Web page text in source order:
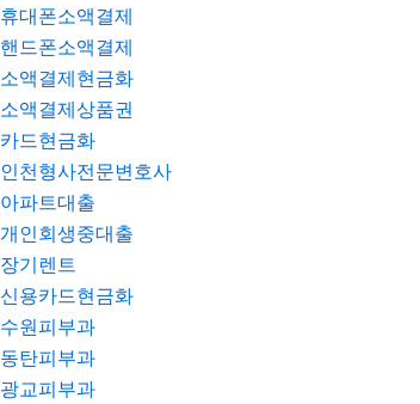
휴대폰소액결제
핸드폰소액결제
소액결제현금화
소액결제상품권
카드현금화
인천형사전문변호사
아파트대출
개인회생중대출
장기렌트
신용카드현금화
수원피부과
동탄피부과
광교피부과